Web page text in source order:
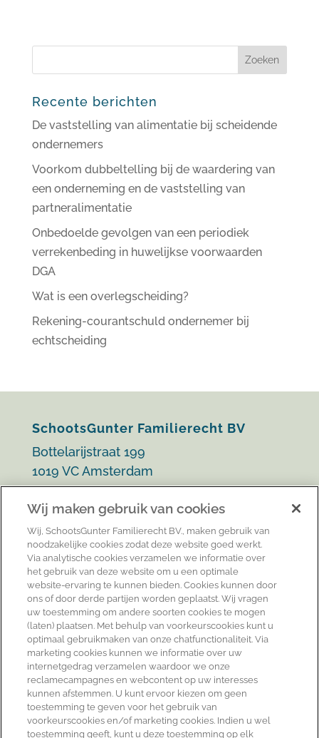
Recente berichten
De vaststelling van alimentatie bij scheidende
ondernemers
Voorkom dubbeltelling bij de waardering van
een onderneming en de vaststelling van
partneralimentatie
Onbedoelde gevolgen van een periodiek
verrekenbeding in huwelijkse voorwaarden
DGA
Wat is een overlegscheiding?
Rekening-courantschuld ondernemer bij
echtscheiding
SchootsGunter Familierecht BV
Bottelarijstraat 199
1019 VC Amsterdam
info@schootsgunter.nl
020 303 20 58
Onze aanpak:
Mediation
Overlegscheiding
Advocatuur
Second opinion
Informatie:
Algemene voorwaarden (pdf)
Wij maken gebruik van cookies
Wij, SchootsGunter Familierecht BV., maken gebruik van
noodzakelijke cookies zodat deze website goed werkt.
Via analytische cookies verzamelen we informatie over
het gebruik van deze website om u een optimale
website-ervaring te kunnen bieden. Cookies kunnen door
ons of door derde partijen worden geplaatst. Wij vragen
uw toestemming om andere soorten cookies te mogen
(laten) plaatsen. Met behulp van voorkeurscookies kunt u
optimaal gebruikmaken van onze chatfunctionaliteit. Via
marketing cookies kunnen we informatie over uw
internetgedrag verzamelen waardoor we onze
reclamecampagnes en webcontent op uw interesses
kunnen afstemmen. U kunt ervoor kiezen om geen
toestemming te geven voor het gebruik van
voorkeurscookies en/of marketing cookies. Indien u wel
toestemming geeft, kunt u deze toestemming op elk